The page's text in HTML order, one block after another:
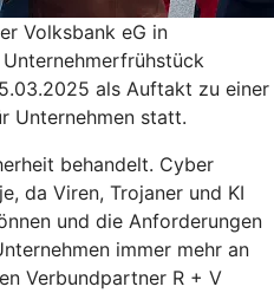
Volksbank eG in
als Auftakt zu einer
Unternehmen statt.
behandelt. Cyber
da Viren, Trojaner und KI
und die Anforderungen
immer mehr an
Verbundpartner R + V